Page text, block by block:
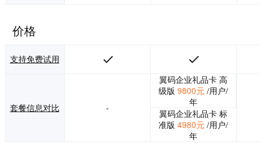
供针对性的解决方
前客服沟通（186-
0212-2406）预约
线上或线下产品演
示。
价格
支持免费试用
套餐信息对比 -
翼码企业礼品卡 高
级版 9800元/用户/
年
翼码企业礼品卡 标
准版4980元 /用户/
年